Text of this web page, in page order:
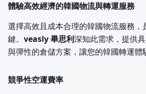
體驗高效經濟的韓國物流與轉運服務
選擇高效且成本合理的韓國物流服務，
鍵。 veasly 畢思利深知此需求，提供
與彈性的倉儲方案，讓您的韓國轉運體
競爭性空運費率